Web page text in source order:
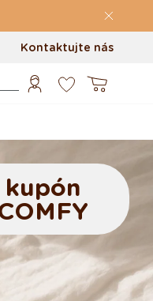
Kontaktujte nás
Košík
kupón